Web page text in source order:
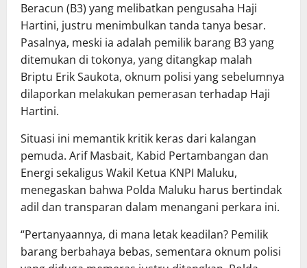
Beracun (B3) yang melibatkan pengusaha Haji
Hartini, justru menimbulkan tanda tanya besar.
Pasalnya, meski ia adalah pemilik barang B3 yang
ditemukan di tokonya, yang ditangkap malah
Briptu Erik Saukota, oknum polisi yang sebelumnya
dilaporkan melakukan pemerasan terhadap Haji
Hartini.
Situasi ini memantik kritik keras dari kalangan
pemuda. Arif Masbait, Kabid Pertambangan dan
Energi sekaligus Wakil Ketua KNPI Maluku,
menegaskan bahwa Polda Maluku harus bertindak
adil dan transparan dalam menangani perkara ini.
“Pertanyaannya, di mana letak keadilan? Pemilik
barang berbahaya bebas, sementara oknum polisi